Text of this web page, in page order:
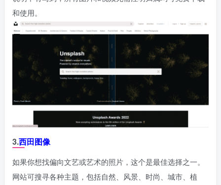
和使用。
3.西田图像
如果你想找偏向文艺或艺术的照片，这个是最佳选择之一。
网站可搜寻各种主题，包括自然、风景、时尚、城市、植